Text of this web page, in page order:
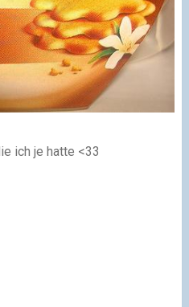
ich je hatte <33